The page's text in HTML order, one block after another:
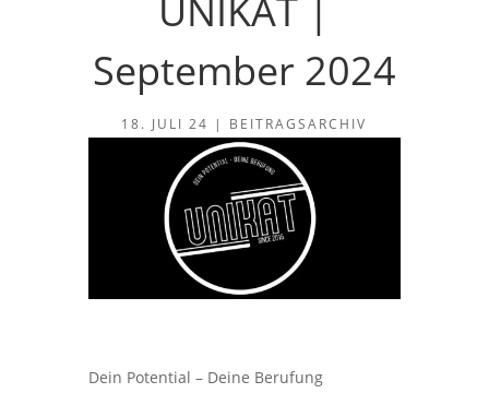
UNIKAT |
September 2024
18. JULI 24 | BEITRAGSARCHIV
Dein Potential – Deine Berufung